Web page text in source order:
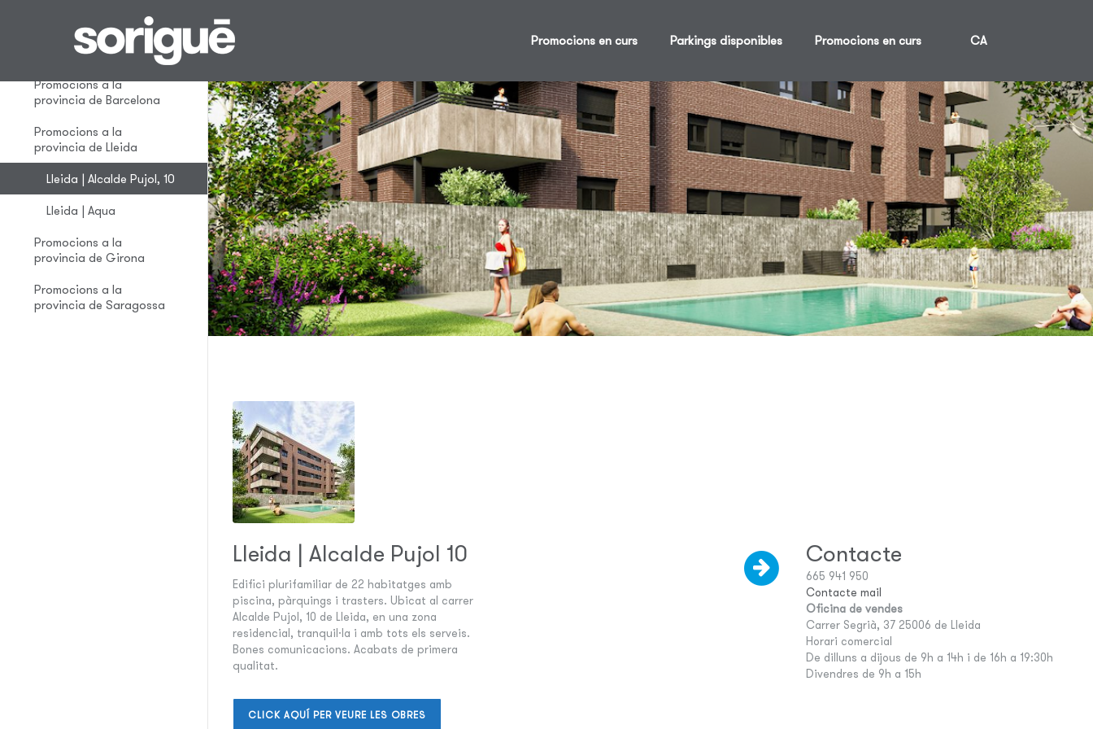
Promocions en curs Parkings disponibles Promocions en curs CA
Parkings
disponibles
Promocions a la
provincia de Barcelona
Promocions a la
provincia de Lleida
Lleida | Alcalde Pujol, 10
Lleida | Aqua
Promocions a la
provincia de Girona
Promocions a la
provincia de Saragossa
Lleida | Alcalde Pujol 10
Edifici plurifamiliar de 22 habitatges amb
piscina, pàrquings i trasters. Ubicat al carrer
Alcalde Pujol, 10 de Lleida, en una zona
residencial, tranquil·la i amb tots els serveis.
Bones comunicacions. Acabats de primera
qualitat.
CLICK AQUÍ PER VEURE LES OBRES
Contacte
665 941 950
Contacte mail
Oficina de vendes
Carrer Segrià, 37 25006 de Lleida
Horari comercial
De dilluns a dijous de 9h a 14h i de 16h a 19:30h
Divendres de 9h a 15h